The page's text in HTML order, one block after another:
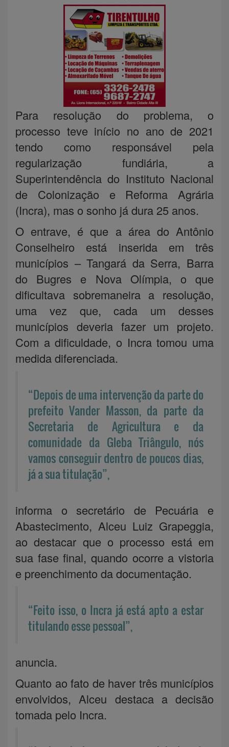
Para resolução do problema, o
processo teve início no ano de 2021
tendo como responsável pela
regularização fundiária, a
Superintendência do Instituto Nacional
de Colonização e Reforma Agrária
(Incra), mas o sonho já dura 25 anos.
O entrave, é que a área do Antônio
Conselheiro está inserida em três
municípios – Tangará da Serra, Barra
do Bugres e Nova Olímpia, o que
dificultava sobremaneira a resolução,
uma vez que, cada um desses
municípios deveria fazer um projeto.
Com a dificuldade, o Incra tomou uma
medida diferenciada.
“Depois de uma intervenção da parte do
prefeito Vander Masson, da parte da
Secretaria de Agricultura e da
comunidade da Gleba Triângulo, nós
vamos conseguir dentro de poucos dias,
já a sua titulação”,
informa o secretário de Pecuária e
Abastecimento, Alceu Luiz Grapeggia,
ao destacar que o processo está em
sua fase final, quando ocorre a vistoria
e preenchimento da documentação.
“Feito isso, o Incra já está apto a estar
titulando esse pessoal”,
anuncia.
Quanto ao fato de haver três municípios
envolvidos, Alceu destaca a decisão
tomada pelo Incra.